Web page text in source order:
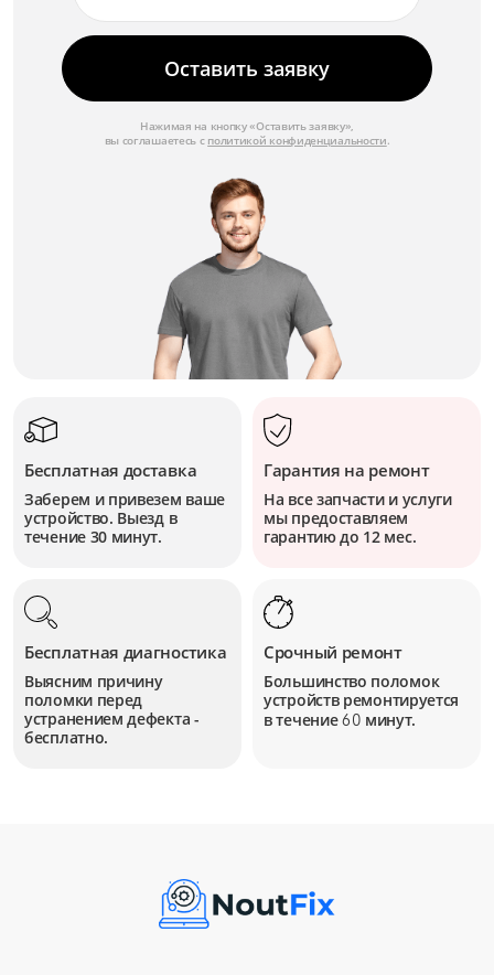
Оставить заявку
Нажимая на кнопку «Оставить заявку»,
вы соглашаетесь с политикой конфиденциальности.
Бесплатная доставка
Заберем и привезем ваше
устройство. Выезд в
течение 30 минут.
Гарантия на ремонт
На все запчасти и услуги
мы предоставляем
гарантию до 12 мес.
Бесплатная диагностика
Выясним причину
поломки перед
устранением дефекта -
бесплатно.
Срочный ремонт
Большинство поломок
устройств ремонтируется
в течение60 минут.